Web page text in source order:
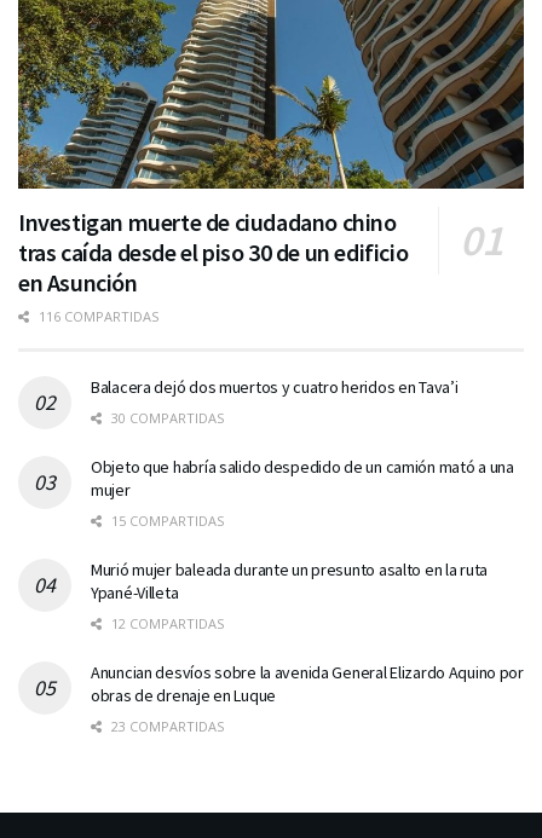
Investigan muerte de ciudadano chino
tras caída desde el piso 30 de un edificio
en Asunción
116 COMPARTIDAS
Balacera dejó dos muertos y cuatro heridos en Tava’i
30 COMPARTIDAS
Objeto que habría salido despedido de un camión mató a una
mujer
15 COMPARTIDAS
Murió mujer baleada durante un presunto asalto en la ruta
Ypané-Villeta
12 COMPARTIDAS
Anuncian desvíos sobre la avenida General Elizardo Aquino por
obras de drenaje en Luque
23 COMPARTIDAS